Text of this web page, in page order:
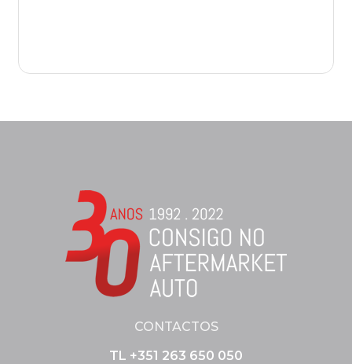
CONTACTOS
TL +351 263 650 050